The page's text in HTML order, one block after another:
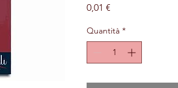
0,01 €
Quantità *